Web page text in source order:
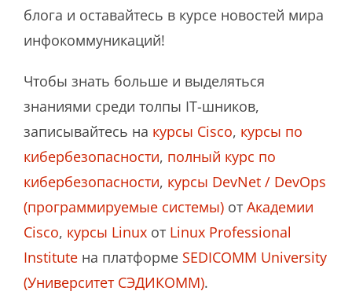
блога и оставайтесь в курсе новостей мира
инфокоммуникаций!
Чтобы знать больше и выделяться
знаниями среди толпы IT-шников,
записывайтесь на курсы Cisco, курсы по
кибербезопасности, полный курс по
кибербезопасности, курсы DevNet / DevOps
(программируемые системы) от Академии
Cisco, курсы Linux от Linux Professional
Institute на платформе SEDICOMM University
(Университет СЭДИКОММ).